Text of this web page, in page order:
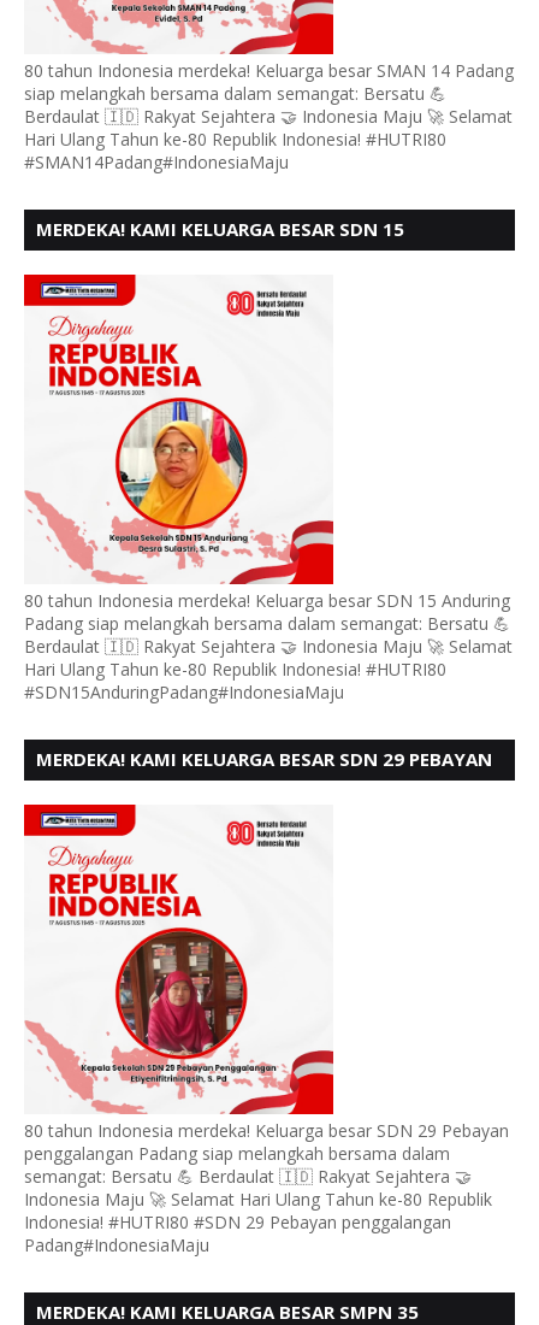
80 tahun Indonesia merdeka! Keluarga besar SMAN 14 Padang
siap melangkah bersama dalam semangat: Bersatu 💪
Berdaulat 🇮🇩 Rakyat Sejahtera 🤝 Indonesia Maju 🚀 Selamat
Hari Ulang Tahun ke-80 Republik Indonesia! #HUTRI80
#SMAN14Padang#IndonesiaMaju
MERDEKA! KAMI KELUARGA BESAR SDN 15
80 tahun Indonesia merdeka! Keluarga besar SDN 15 Anduring
Padang siap melangkah bersama dalam semangat: Bersatu 💪
Berdaulat 🇮🇩 Rakyat Sejahtera 🤝 Indonesia Maju 🚀 Selamat
Hari Ulang Tahun ke-80 Republik Indonesia! #HUTRI80
#SDN15AnduringPadang#IndonesiaMaju
MERDEKA! KAMI KELUARGA BESAR SDN 29 PEBAYAN
KE - 80
80 tahun Indonesia merdeka! Keluarga besar SDN 29 Pebayan
penggalangan Padang siap melangkah bersama dalam
semangat: Bersatu 💪 Berdaulat 🇮🇩 Rakyat Sejahtera 🤝
Indonesia Maju 🚀 Selamat Hari Ulang Tahun ke-80 Republik
Indonesia! #HUTRI80 #SDN 29 Pebayan penggalangan
Padang#IndonesiaMaju
MERDEKA! KAMI KELUARGA BESAR SMPN 35